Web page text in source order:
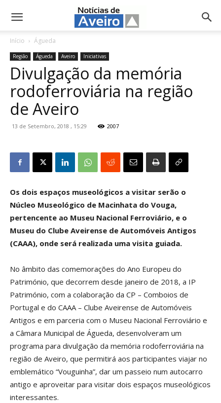
NotíciasdeAveiro.pt
Início Águeda
Região Águeda Aveiro Iniciativas
Divulgação da memória
rodoferroviária na região
de Aveiro
13 de Setembro, 2018 , 15:29 2007
Os dois espaços museológicos a visitar serão o
Núcleo Museológico de Macinhata do Vouga,
pertencente ao Museu Nacional Ferroviário, e o
Museu do Clube Aveirense de Automóveis Antigos
(CAAA), onde será realizada uma visita guiada.
No âmbito das comemorações do Ano Europeu do
Património, que decorrem desde janeiro de 2018, a IP
Património, com a colaboração da CP – Comboios de
Portugal e do CAAA – Clube Aveirense de Automóveis
Antigos e em parceria com o Museu Nacional Ferroviário e
a Câmara Municipal de Águeda, desenvolveram um
programa para divulgação da memória rodoferroviária na
região de Aveiro, que permitirá aos participantes viajar no
emblemático “Vouguinha”, dar um passeio num autocarro
antigo e aproveitar para visitar dois espaços museológicos
interessantes.